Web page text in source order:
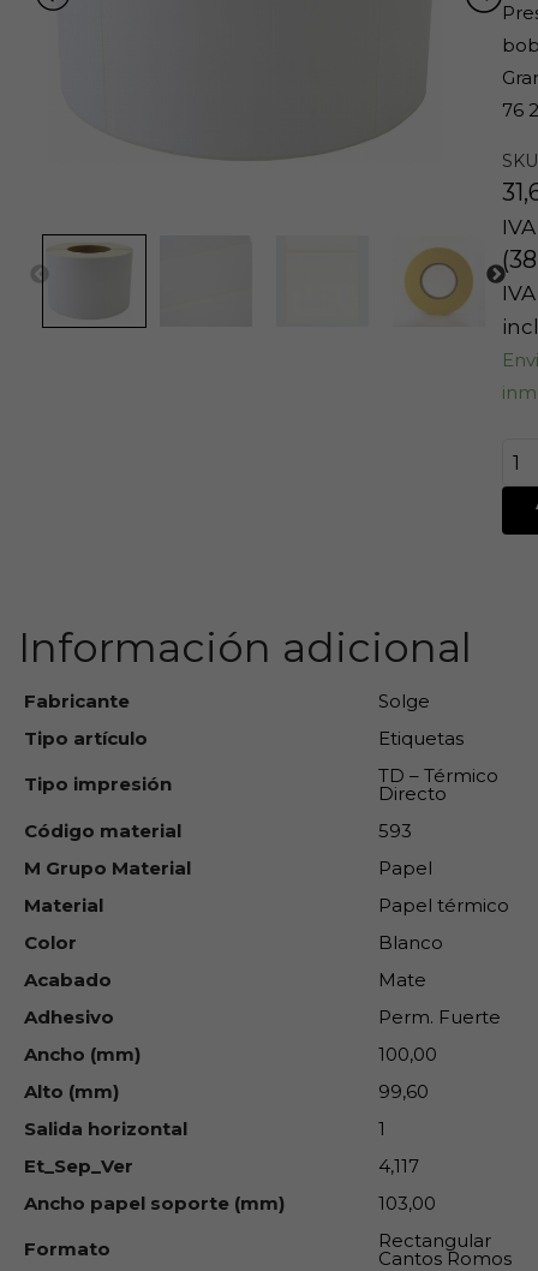
76
IVA
(
IVA
Información adicional
Fabricante
Solge
Tipo artículo
Etiquetas
Tipo impresión
TD – Térmico
Directo
Código material
593
M Grupo Material
Papel
Material
Papel térmico
Color
Blanco
Acabado
Mate
Adhesivo
Perm. Fuerte
Ancho (mm)
100,00
Alto (mm)
99,60
Salida horizontal
1
Et_Sep_Ver
4,117
Ancho papel soporte (mm)
103,00
Formato
Rectangular
Cantos Romos